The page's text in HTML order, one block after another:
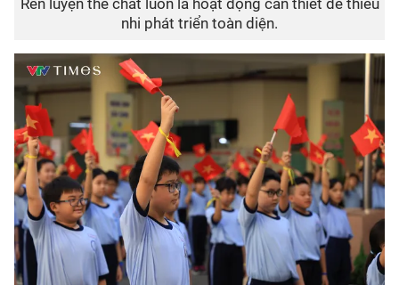
Rèn luyện thể chất luôn là hoạt động cần thiết để thiếu
nhi phát triển toàn diện.